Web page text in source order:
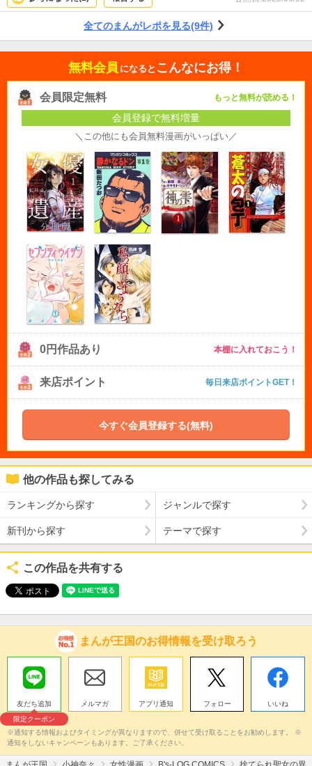
全てのまんがレポを見る(9件)
無料会員 になると こんなにお得！
会員限定無料 もっと無料が読める！
会員登録で無料増量
＼この他にも会員無料漫画がいっぱい／
0円作品あり 本棚に入れておこう！
来店ポイント 毎日来店ポイントGET！
今すぐ会員登録する(無料)
他の作品も探してみる
ランキングから探す ジャンルで探す
新刊から探す テーマで探す
この作品を共有する
まんが王国のお得情報を受け取ろう
友だち追加
限定クーポン
メルマガ アプリ通知 フォロー いいね
※通知する情報およびタイミングが異なりますので、併せて受け取ることをお勧めします。 ※
通知をしないキャンペーンもあります。ご了承ください。